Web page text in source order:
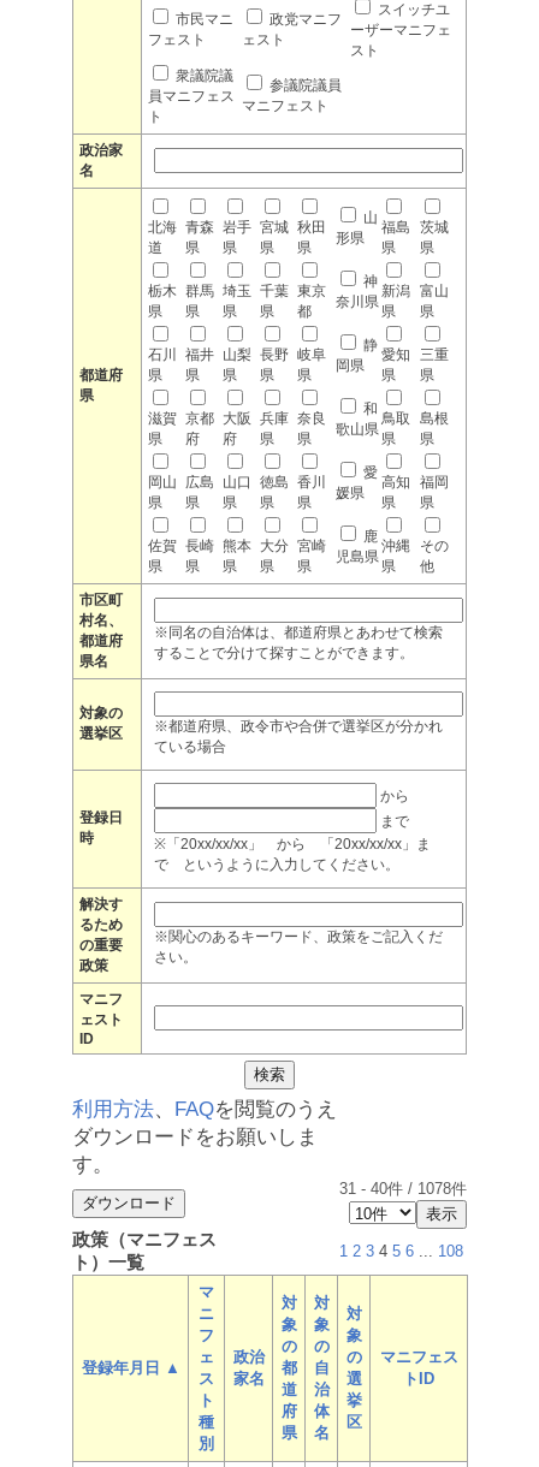
市民マニ
フェスト
政党マニフ
ェスト
スイッチユ
ーザーマニフェ
スト
衆議院議
員マニフェス
ト
参議院議員
マニフェスト
政治家
名
都道府
県
北海
道
青森
県
岩手
県
宮城
県
秋田
県
山
形県
福島
県
茨城
県
栃木
県
群馬
県
埼玉
県
千葉
県
東京
都
神
奈川県
新潟
県
富山
県
石川
県
福井
県
山梨
県
長野
県
岐阜
県
静
岡県
愛知
県
三重
県
滋賀
県
京都
府
大阪
府
兵庫
県
奈良
県
和
歌山県
鳥取
県
島根
県
岡山
県
広島
県
山口
県
徳島
県
香川
県
愛
媛県
高知
県
福岡
県
佐賀
県
長崎
県
熊本
県
大分
県
宮崎
県
鹿
児島県
沖縄
県
その
他
市区町
村名、
都道府
県名
※同名の自治体は、都道府県とあわせて検索
することで分けて探すことができます。
対象の
選挙区
※都道府県、政令市や合併で選挙区が分かれ
ている場合
登録日
時
から
まで
※「20xx/xx/xx」 から 「20xx/xx/xx」ま
で というように入力してください。
解決す
るため
の重要
政策
※関心のあるキーワード、政策をご記入くだ
さい。
マニフ
ェスト
ID
利用方法、 FAQを閲覧のうえ
ダウンロードをお願いしま
す。
31 - 40件 / 1078件
政策（マニフェス
ト）一覧
1 2 3 4 5 6 ... 108
登録年月日 ▲
マ
ニ
フ
ェ
ス
ト
種
別
政治
家名
対
象
の
都
道
府
県
対
象
の
自
治
体
名
対
象
の
選
挙
区
マニフェス
トID